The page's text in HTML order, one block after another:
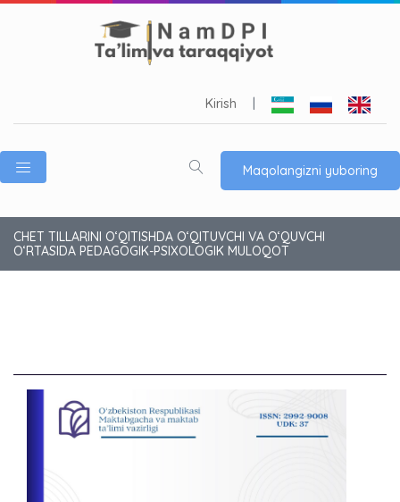
Kirish
Maqolangizni yuboring
CHET TILLARINI O‘QITISHDA O‘QITUVCHI VA O‘QUVCHI
O‘RTASIDA PEDAGOGIK-PSIXOLOGIK MULOQOT